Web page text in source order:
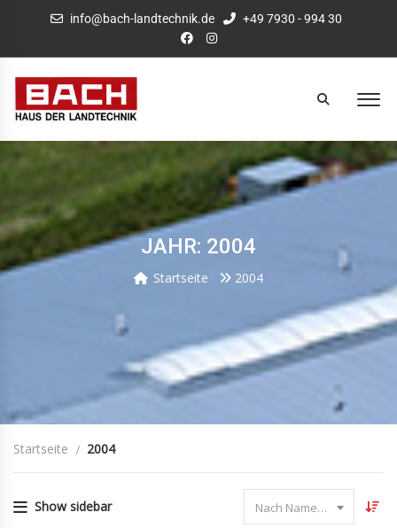
info@bach-landtechnik.de +49 7930 - 994 30
JAHR: 2004
Startseite 2004
Startseite 2004
Show sidebar Nach Name sortieren